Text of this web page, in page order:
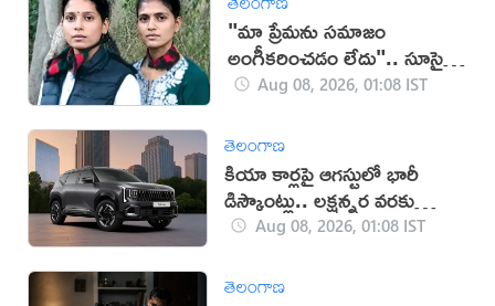
"మా ప్రేమను సమాజం
అంగీకరించడం లేదు".. సూసైడ్
చేసుకున్న ఇద్దరు యువతులు
Aug 08, 2026, 01:08 IST
తెలంగాణ
కియా కార్లపై ఆగస్టులో భారీ
డిస్కౌంట్లు.. లక్షన్నర వరకు
ఆఫర్లు!Aug 08, 2026, 01:08 IST
తెలంగాణ